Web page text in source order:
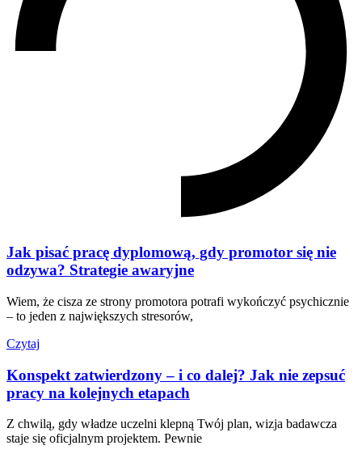
Jak pisać pracę dyplomową, gdy promotor się nie
odzywa? Strategie awaryjne
Wiem, że cisza ze strony promotora potrafi wykończyć psychicznie
– to jeden z największych stresorów,
Czytaj
Konspekt zatwierdzony – i co dalej? Jak nie zepsuć
pracy na kolejnych etapach
Z chwilą, gdy władze uczelni klepną Twój plan, wizja badawcza
staje się oficjalnym projektem. Pewnie